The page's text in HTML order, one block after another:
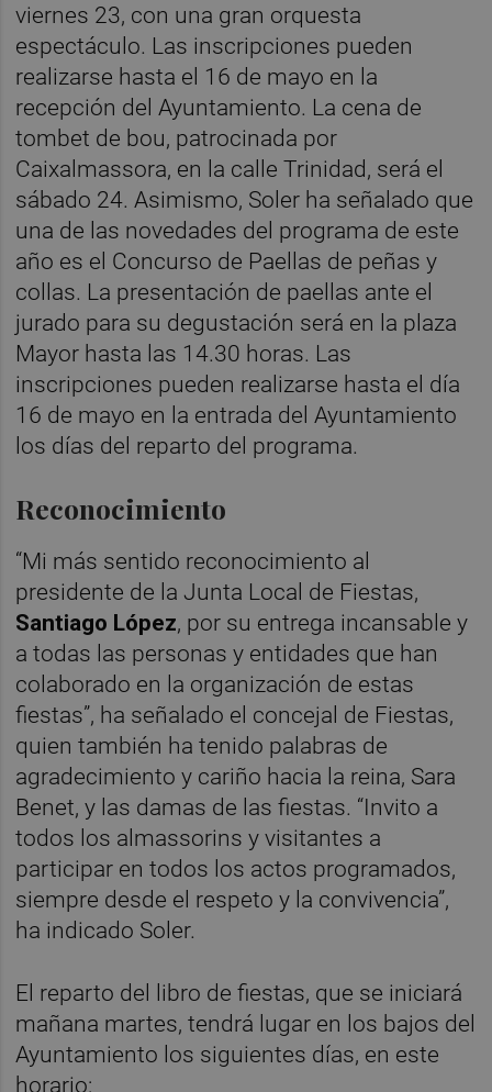
viernes 23, con una gran orquesta
espectáculo. Las inscripciones pueden
realizarse hasta el 16 de mayo en la
recepción del Ayuntamiento. La cena de
tombet de bou, patrocinada por
Caixalmassora, en la calle Trinidad, será el
sábado 24. Asimismo, Soler ha señalado que
una de las novedades del programa de este
año es el Concurso de Paellas de peñas y
collas. La presentación de paellas ante el
jurado para su degustación será en la plaza
Mayor hasta las 14.30 horas. Las
inscripciones pueden realizarse hasta el día
16 de mayo en la entrada del Ayuntamiento
los días del reparto del programa.
Reconocimiento
“Mi más sentido reconocimiento al
presidente de la Junta Local de Fiestas,
Santiago López, por su entrega incansable y
a todas las personas y entidades que han
colaborado en la organización de estas
fiestas”, ha señalado el concejal de Fiestas,
quien también ha tenido palabras de
agradecimiento y cariño hacia la reina, Sara
Benet, y las damas de las fiestas. “Invito a
todos los almassorins y visitantes a
participar en todos los actos programados,
siempre desde el respeto y la convivencia”,
ha indicado Soler.
El reparto del libro de fiestas, que se iniciará
mañana martes, tendrá lugar en los bajos del
Ayuntamiento los siguientes días, en este
horario: